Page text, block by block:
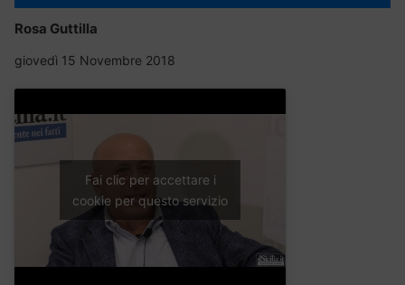
Rosa Guttilla
giovedì 15 Novembre 2018
Fai clic per accettare i
cookie per questo servizio